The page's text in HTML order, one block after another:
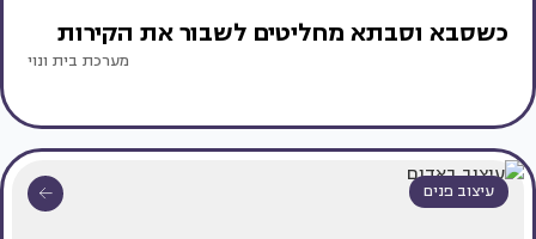
כשסבא וסבתא מחליטים לשבור את הקירות
מערכת בית ונוי
עיצוב פנים